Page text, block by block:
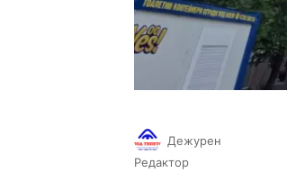
Дежурен
Редактор